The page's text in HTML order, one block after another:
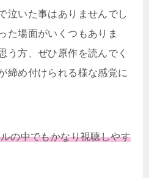
泣いた事はありませんでし
た場面がいくつもありま
う方、ぜひ原作を読んでく
締め付けられる様な感覚に
の中でもかなり視聴しやす